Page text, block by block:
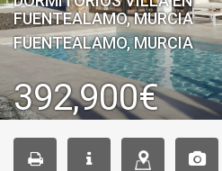
FUENTEALAMO, MURCIA
FUENTEALAMO, MURCIA
392,900€